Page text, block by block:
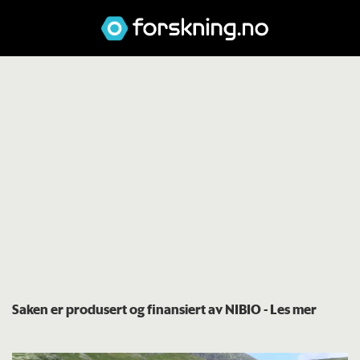
Saken er produsert og finansiert av NIBIO- Les mer